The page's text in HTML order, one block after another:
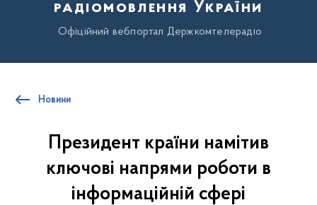
радіомовлення України
Офіційний вебпортал Держкомтелерадіо
Новини
Президент країни намітив
ключові напрями роботи в
інформаційній сфері